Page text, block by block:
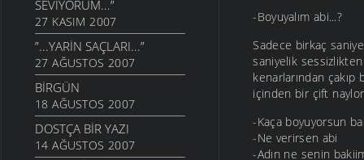
SEVIYORUM...”
27 KASIM 2007
”...YARIN SAÇLARI...”
27 AĞUSTOS 2007
BIRGÜN
18 AĞUSTOS 2007
DOSTÇA BIR YAZI
14 AĞUSTOS 2007
-Boyuyalım abi...?
Sadece birkaç
saniyelik
kenarlarından çakıp
içinden bir çift
-Kaça boyuyorsun
-Ne verirsen abi
-Adın ne senin